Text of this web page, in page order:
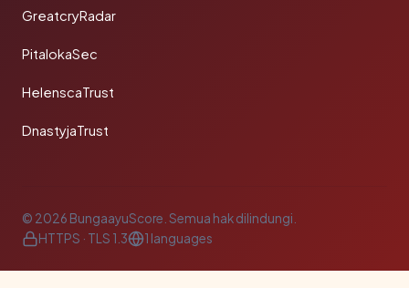
GreatcryRadar
PitalokaSec
HelenscaTrust
DnastyjaTrust
© 2026 BungaayuScore. Semua hak dilindungi.
HTTPS · TLS 1.3
1 languages